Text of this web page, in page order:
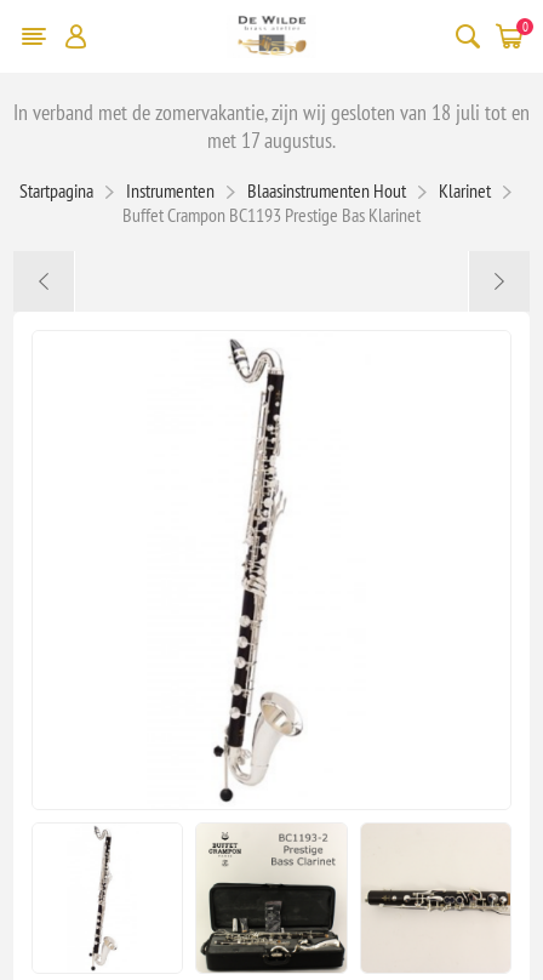
0
In verband met de zomervakantie, zijn wij gesloten van 18 juli tot en
met 17 augustus.
Startpagina Instrumenten Blaasinstrumenten Hout
Klarinet
Buffet Crampon BC1193 Prestige Bas Klarinet